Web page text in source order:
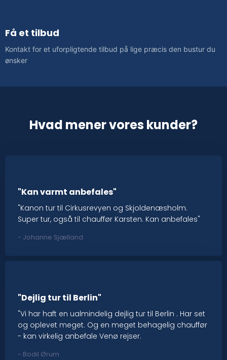
Få et tilbud
Kontakt for et uforpligtende tilbud på lige præcis den bustur du
ønsker
Hvad mener vores kunder?
"Kan varmt anbefales"
"Kanon tur til Cirkusrevyen og Skjoldenæsholm.
Super tur, også til chauffør Karsten. Kan anbefales"
​- Johanne Sjælland
"Dejlig tur til Berlin"
"Vi har haft en ualmindelig dejlig tur til Berlin . Har set
og oplevet meget. Og en meget behagelig chauffør
- kan virkelig anbefale Venø rejser.
- Bodil Ørum​